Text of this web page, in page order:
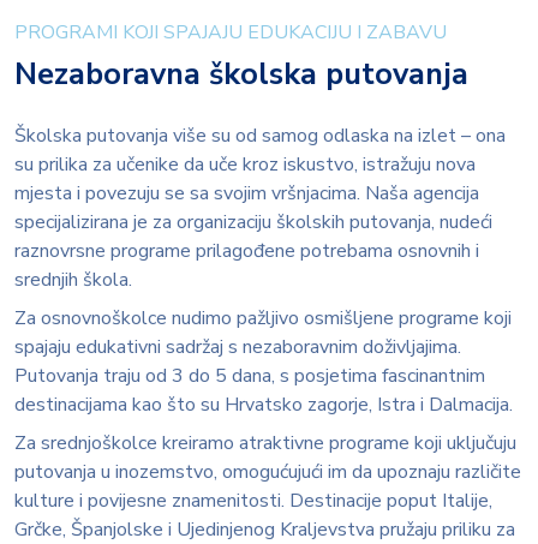
PROGRAMI KOJI SPAJAJU EDUKACIJU I ZABAVU
Nezaboravna školska putovanja
Školska putovanja više su od samog odlaska na izlet – ona
su prilika za učenike da uče kroz iskustvo, istražuju nova
mjesta i povezuju se sa svojim vršnjacima. Naša agencija
specijalizirana je za organizaciju školskih putovanja, nudeći
raznovrsne programe prilagođene potrebama osnovnih i
srednjih škola.
Za osnovnoškolce nudimo pažljivo osmišljene programe koji
spajaju edukativni sadržaj s nezaboravnim doživljajima.
Putovanja traju od 3 do 5 dana, s posjetima fascinantnim
destinacijama kao što su Hrvatsko zagorje, Istra i Dalmacija.
Za srednjoškolce kreiramo atraktivne programe koji uključuju
putovanja u inozemstvo, omogućujući im da upoznaju različite
kulture i povijesne znamenitosti. Destinacije poput Italije,
Grčke, Španjolske i Ujedinjenog Kraljevstva pružaju priliku za